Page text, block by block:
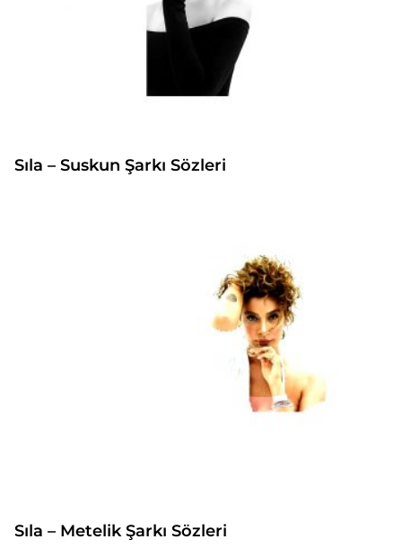
Sıla – Suskun Şarkı Sözleri
Sıla – Metelik Şarkı Sözleri